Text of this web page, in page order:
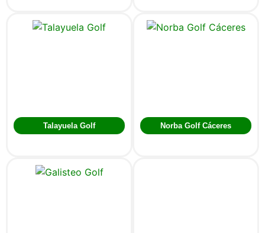
Talayuela Golf Norba Golf Cáceres